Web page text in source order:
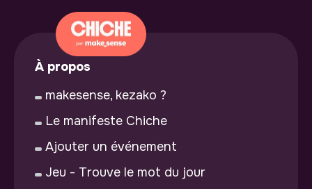
À propos
makesense, kezako ?
Le manifeste Chiche
Ajouter un événement
Jeu - Trouve le mot du jour